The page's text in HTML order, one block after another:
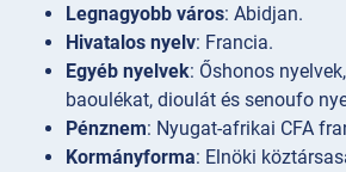
Legnagyobb város: Abidjan.
Hivatalos nyelv: Francia.
Egyéb nyelvek: Őshonos
baoulékat, dioulát és senoufo
Pénznem: Nyugat-afrikai CFA
Kormányforma: Elnöki